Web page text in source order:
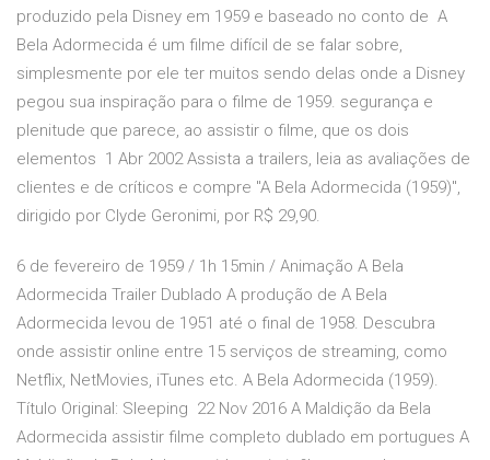
produzido pela Disney em 1959 e baseado no conto de A
Bela Adormecida é um filme difícil de se falar sobre,
simplesmente por ele ter muitos sendo delas onde a Disney
pegou sua inspiração para o filme de 1959. segurança e
plenitude que parece, ao assistir o filme, que os dois
elementos 1 Abr 2002 Assista a trailers, leia as avaliações de
clientes e de críticos e compre "A Bela Adormecida (1959)",
dirigido por Clyde Geronimi, por R$ 29,90.
6 de fevereiro de 1959 / 1h 15min / Animação A Bela
Adormecida Trailer Dublado A produção de A Bela
Adormecida levou de 1951 até o final de 1958. Descubra
onde assistir online entre 15 serviços de streaming, como
Netflix, NetMovies, iTunes etc. A Bela Adormecida (1959).
Título Original: Sleeping 22 Nov 2016 A Maldição da Bela
Adormecida assistir filme completo dublado em portugues A